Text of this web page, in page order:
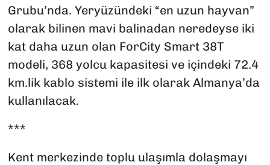
Grubu’nda. Yeryüzündeki “en uzun hayvan”
olarak bilinen mavi balinadan neredeyse iki
kat daha uzun olan ForCity Smart 38T
modeli, 368 yolcu kapasitesi ve içindeki 72.4
km.lik kablo sistemi ile ilk olarak Almanya’da
kullanılacak.
***
Kent merkezinde toplu ulaşımla dolaşmayı